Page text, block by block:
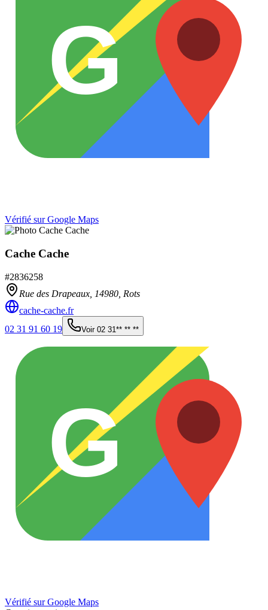
G
Vérifié sur Google Maps
Cache Cache
#2836258
Rue des Drapeaux, 14980 Rots
cache-cache.fr
02 31 91 60 19
Voir 02 31** ** **
G
Vérifié sur Google Maps